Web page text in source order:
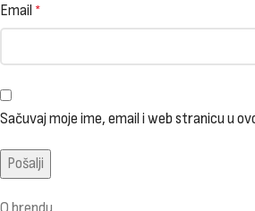
Email *
Sačuvaj moje ime, email i web stranicu u